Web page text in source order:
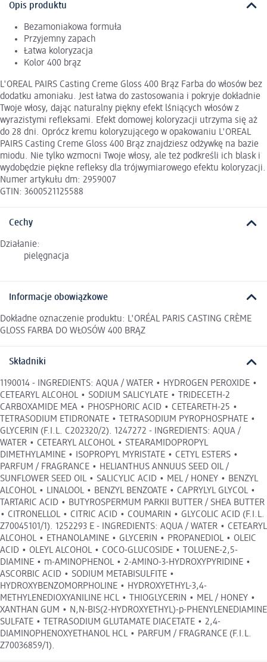
Opis produktu
Bezamoniakowa formuła
Przyjemny zapach
Łatwa koloryzacja
Kolor 400 brąz
L'OREAL PAIRS Casting Creme Gloss 400 Brąz Farba do włosów bez
dodatku amoniaku. Jest łatwa do zastosowania i pokryje dokładnie
Twoje włosy, dając naturalny piękny efekt lśniących włosów z
wyrazistymi refleksami. Efekt domowej koloryzacji utrzyma się aż
do 28 dni. Oprócz kremu koloryzującego w opakowaniu L'OREAL
PAIRS Casting Creme Gloss 400 Brąz znajdziesz odżywkę na bazie
miodu. Nie tylko wzmocni Twoje włosy, ale też podkreśli ich blask i
wydobędzie piękne refleksy dla trójwymiarowego efektu koloryzacji.
Numer artykułu dm: 2959007
GTIN: 3600521125588
Cechy
Działanie:
pielęgnacja
Informacje obowiązkowe
Dokładne oznaczenie produktu: L'ORÉAL PARIS CASTING CRÈME
GLOSS FARBA DO WŁOSÓW 400 BRĄZ
Składniki
1190014 - INGREDIENTS: AQUA / WATER • HYDROGEN PEROXIDE •
CETEARYL ALCOHOL • SODIUM SALICYLATE • TRIDECETH-2
CARBOXAMIDE MEA • PHOSPHORIC ACID • CETEARETH-25 •
TETRASODIUM ETIDRONATE • TETRASODIUM PYROPHOSPHATE •
GLYCERIN (F.I.L. C202320/2). 1247272 - INGREDIENTS: AQUA /
WATER • CETEARYL ALCOHOL • STEARAMIDOPROPYL
DIMETHYLAMINE • ISOPROPYL MYRISTATE • CETYL ESTERS •
PARFUM / FRAGRANCE • HELIANTHUS ANNUUS SEED OIL /
SUNFLOWER SEED OIL • SALICYLIC ACID • MEL / HONEY • BENZYL
ALCOHOL • LINALOOL • BENZYL BENZOATE • CAPRYLYL GLYCOL •
TARTARIC ACID • BUTYROSPERMUM PARKII BUTTER / SHEA BUTTER
• CITRONELLOL • CITRIC ACID • COUMARIN • GLYCOLIC ACID (F.I.L.
Z70045101/1). 1252293 E - INGREDIENTS: AQUA / WATER • CETEARYL
ALCOHOL • ETHANOLAMINE • GLYCERIN • PROPANEDIOL • OLEIC
ACID • OLEYL ALCOHOL • COCO-GLUCOSIDE • TOLUENE-2,5-
DIAMINE • m-AMINOPHENOL • 2-AMINO-3-HYDROXYPYRIDINE •
ASCORBIC ACID • SODIUM METABISULFITE •
HYDROXYBENZOMORPHOLINE • HYDROXYETHYL-3,4-
METHYLENEDIOXYANILINE HCL • THIOGLYCERIN • MEL / HONEY •
XANTHAN GUM • N,N-BIS(2-HYDROXYETHYL)-p-PHENYLENEDIAMINE
SULFATE • TETRASODIUM GLUTAMATE DIACETATE • 2,4-
DIAMINOPHENOXYETHANOL HCL • PARFUM / FRAGRANCE (F.I.L.
Z70036859/1).